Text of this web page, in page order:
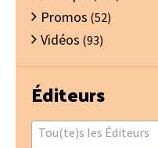
Promos (52)
Vidéos (93)
Éditeurs
Tou(te)s les Éditeurs